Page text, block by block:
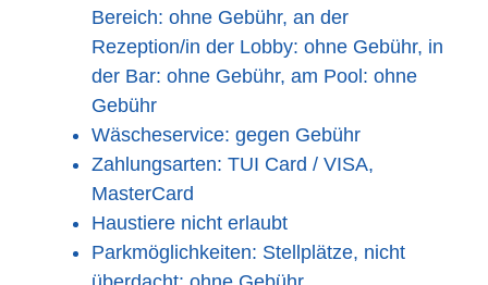
Bereich: ohne Gebühr, an der
Rezeption/in der Lobby: ohne Gebühr, in
der Bar: ohne Gebühr, am Pool: ohne
Gebühr
Wäscheservice: gegen Gebühr
Zahlungsarten: TUI Card / VISA,
MasterCard
Haustiere nicht erlaubt
Parkmöglichkeiten: Stellplätze, nicht